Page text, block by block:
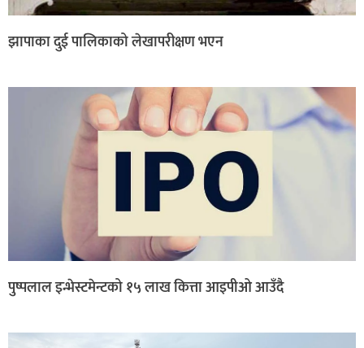
झापाका दुई पालिकाको लेखापरीक्षण भएन
पुष्पलाल इन्भेस्टमेन्टको १५ लाख कित्ता आइपीओ आउँदै